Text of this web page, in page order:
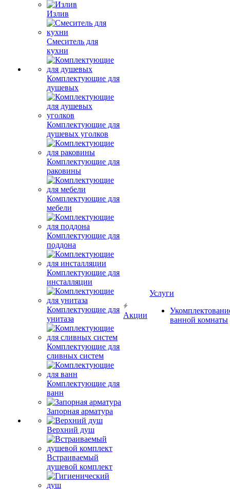
Излив
Смеситель для
кухни
Комплектующие для
душевых
Комплектующие для
душевых уголков
Комплектующие для
раковины
Комплектующие для
мебели
Комплектующие для
поддона
Комплектующие для
инсталляции
Комплектующие для
унитаза
Комплектующие для
сливных систем
Комплектующие для
ванн
Запорная арматура
Верхний душ
Встраиваемый
душевой комплект
Акции
Услуги
ванной комнаты